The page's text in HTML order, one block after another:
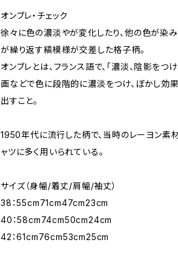
オンブレ・チェック
徐々に色の濃淡やが変化したり、他の色が染
が繰り返す縞模様が交差した格子柄。
オンブレとは、フランス語で、「濃淡、陰影をつ
画などで色に段階的に濃淡をつけ、ぼかし効
出すこと。
1950年代に流行した柄で、当時のレーヨン素
ャツに多く用いられている。
サイズ（身幅/着丈/肩幅/袖丈）
38：55cm71cm47cm23cm
40：58cm74cm50cm24cm
42：61cm76cm53cm25cm